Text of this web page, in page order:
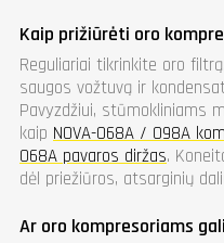
Kaip prižiūrėti oro
Reguliariai tikrinkite oro
saugos vožtuvą ir
Pavyzdžiui, stūmokliniams
kaip NOVA-068A / 098A
068A pavaros diržas.
dėl priežiūros, atsarginių
Ar oro kompresoriams